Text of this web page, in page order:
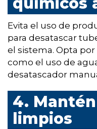
Evita el uso de
para desatascar
el sistema. Opta
como el uso de
desatascador
4.
limpios